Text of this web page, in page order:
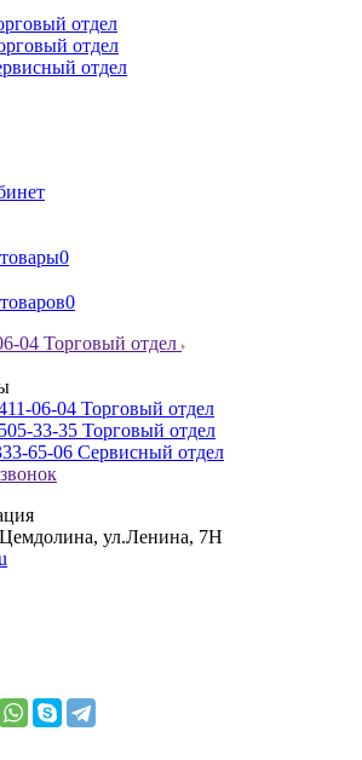
отдел
отдел
отдел
0
0
04 Торговый отдел
06-04 Торговый отдел
33-35 Торговый отдел
65-06 Сервисный отдел
ул.Ленина, 7Н